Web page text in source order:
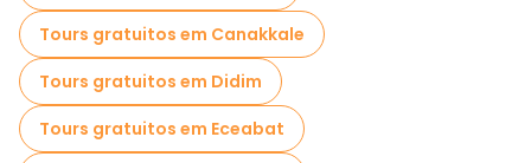
Tours gratuitos em Canakkale
Tours gratuitos em Didim
Tours gratuitos em Eceabat